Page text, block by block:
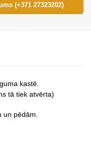
(+371 27323202)
kastē.
tā tiek atvērta)
pēdām.